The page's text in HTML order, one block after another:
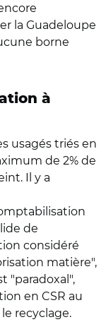
la Guadeloupe
borne
à
usagés triés en
de 2% de
Il y a
de
considéré
matière",
"paradoxal",
en CSR au
recyclage.